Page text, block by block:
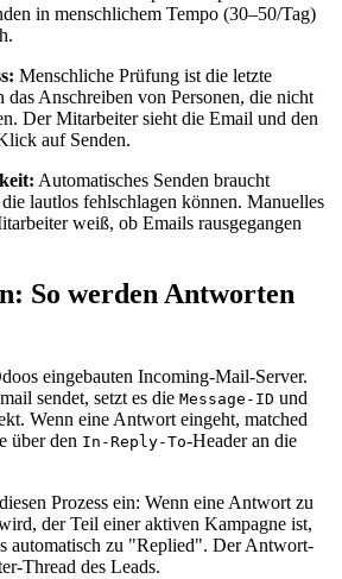
in menschlichem Tempo (30–50/Tag)
Menschliche Prüfung ist die letzte
das Anschreiben von Personen, die nicht
Der Mitarbeiter sieht die Email und den
auf Senden.
Automatisches Senden braucht
lautlos fehlschlagen können. Manuelles
weiß, ob Emails rausgegangen
So werden Antworten
eingebauten Incoming-Mail-Server.
sendet, setzt es die Message-ID und
Wenn eine Antwort eingeht, matched
über den In-Reply-To-Header an die
Prozess ein: Wenn eine Antwort zu
der Teil einer aktiven Kampagne ist,
automatisch zu "Replied". Der Antwort-
Thread des Leads.